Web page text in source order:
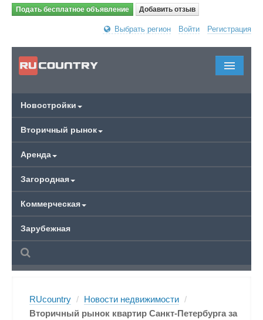
Подать бесплатное объявление Добавить отзыв
Выбрать регион Войти Регистрация
Новостройки
Вторичный рынок
Аренда
Загородная
Коммерческая
Зарубежная
RUcountry / Новости недвижимости /
Вторичный рынок квартир Санкт-Петербурга за